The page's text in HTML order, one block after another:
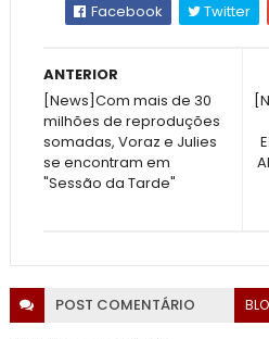
Facebook
Twitter
ANTERIOR
[News]Com mais de 30
milhões de reproduções
somadas, Voraz e Julies
se encontram em
"Sessão da Tarde"
POST COMENTÁRIO